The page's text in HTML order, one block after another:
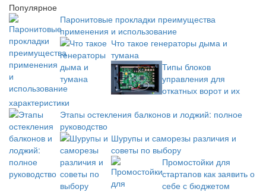
Популярное
Паронитовые прокладки преимущества
применения и использование
Что такое генераторы дыма и
тумана
Типы блоков
управления для
откатных ворот и их
характеристики
Этапы остекления балконов и лоджий: полное
руководство
Шурупы и саморезы различия и
советы по выбору
Промостойки для
стартапов как заявить о
себе с бюджетом